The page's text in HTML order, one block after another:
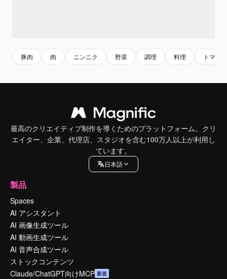
豚肉 肉 ニンニク 野菜 調理 料理 トマト
最高のクリエイティブ制作を導くためのプラットフォーム。クリ
エイター、企業、代理店、スタジオを含む100万人以上が利用し
ています。
日本語
製品
Spaces
AI アシスタント
AI 画像生成ツール
AI 動画生成ツール
AI 音声合成ツール
ストックコンテンツ
Claude/ChatGPT向けMCP 新規